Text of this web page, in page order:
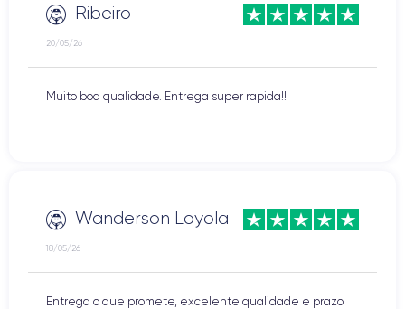
Ribeiro
20/05/26
Muito boa qualidade. Entrega super rapida!!
Wanderson Loyola
18/05/26
Entrega o que promete, excelente qualidade e prazo